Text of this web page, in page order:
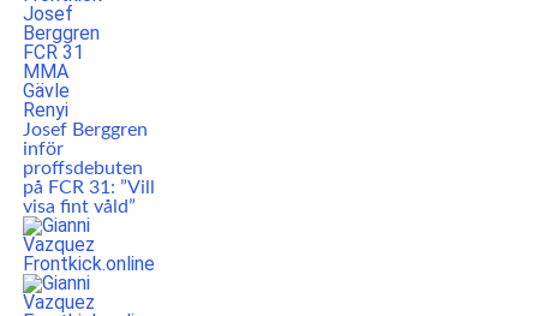
Josef Berggren
inför
proffsdebuten
på FCR 31: ”Vill
visa fint våld”